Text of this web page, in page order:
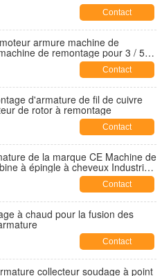
Contact
armure machine de
de remontage pour 3 / 5 /
Contact
d'armature de fil de cuivre
de rotor à remontage
Contact
de la marque CE Machine de
à épingle à cheveux Industrie
Contact
à chaud pour la fusion des
Contact
collecteur soudage à point